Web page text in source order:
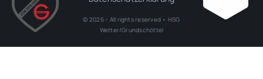
© 2026 – All rights reserved • HSG
Wetter/Grundschöttel